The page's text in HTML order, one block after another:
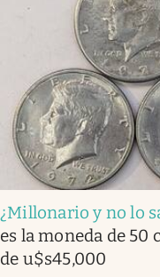
USA
¿Millonario y no lo
es la moneda de 50
de u$s45,000